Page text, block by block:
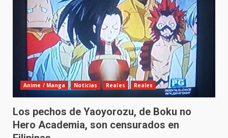
Anime / Manga Noticias Reales Reales
Los pechos de Yaoyorozu, de Boku no
Hero Academia, son censurados en